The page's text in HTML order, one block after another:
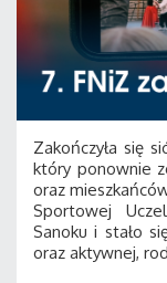
Zakończyła się
który ponownie
oraz
Sportowej
Sanoku i stało
oraz aktywnej,